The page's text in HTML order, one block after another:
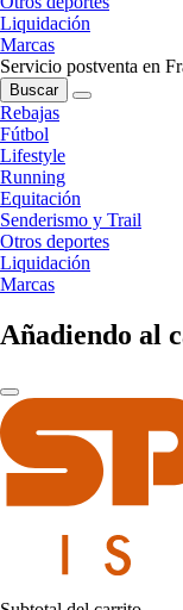
Liquidación
Marcas
Servicio postventa en
Buscar
Rebajas
Fútbol
Lifestyle
Running
Equitación
Senderismo y Trail
Otros deportes
Liquidación
Marcas
Añadiendo al